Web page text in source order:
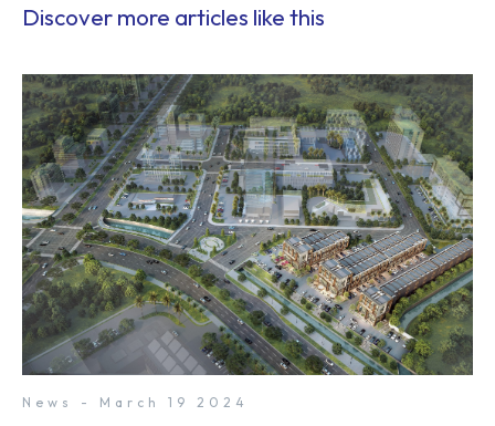
Discover more articles like this
News - March 19 2024